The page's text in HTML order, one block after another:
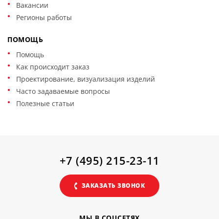
исключения риска используется специальные виды
сварки, панели для защиты окружающей обстановки.
Вакансии
Регионы работы
ПОМОЩЬ
Помощь
Как происходит заказ
Проектирование, визуализация изделий
Часто задаваемые вопросы
Полезные статьи
+7 (495) 215-23-11
ЗАКАЗАТЬ ЗВОНОК